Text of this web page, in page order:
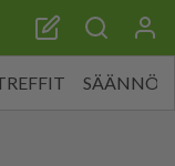
SÄÄNNÖT